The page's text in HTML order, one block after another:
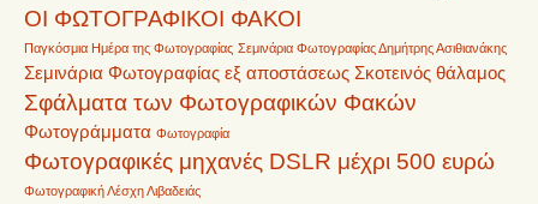
ΟΙ ΦΩΤΟΓΡΑΦΙΚΟΙ ΦΑΚΟΙ
Παγκόσμια Ημέρα της Φωτογραφίας Σεμινάρια Φωτογραφίας Δημήτρης Ασιθιανάκης
Σεμινάρια Φωτογραφίας εξ αποστάσεως Σκοτεινός θάλαμος
Σφάλματα των Φωτογραφικών Φακών
Φωτογράμματα Φωτογραφία
Φωτογραφικές μηχανές DSLR μέχρι 500 ευρώ
Φωτογραφική Λέσχη Λιβαδειάς